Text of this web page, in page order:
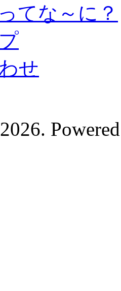
てな～に？
せ